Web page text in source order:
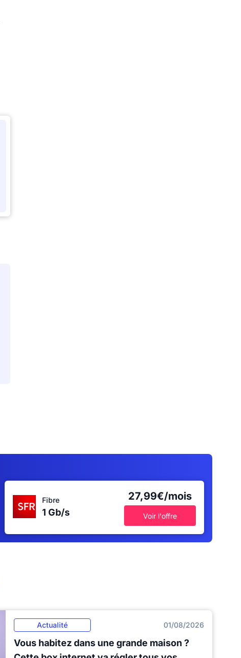
Fibre
1 Gb/s
27,99€/mois
Voir l'offre
Actualité 01/08/2026
Vous habitez dans une grande maison ?